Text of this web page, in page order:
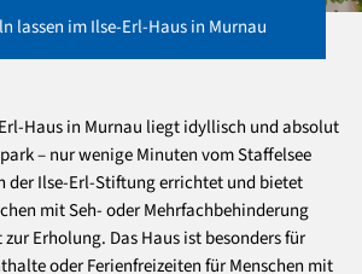
lassen im Ilse-Erl-Haus in Murnau
Haus in Murnau liegt idyllisch und absolut
– nur wenige Minuten vom Staffelsee
der Ilse-Erl-Stiftung errichtet und bietet
mit Seh- oder Mehrfachbehinderung
Erholung. Das Haus ist besonders für
oder Ferienfreizeiten für Menschen mit